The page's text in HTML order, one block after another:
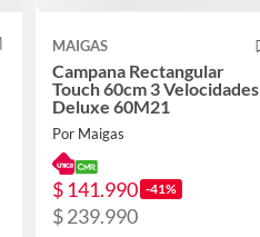
MAIGAS
Campana Rectangular
Touch 60cm 3 Velocidades
Deluxe 60M21
Por Maigas
$ 141.990 -41%
$ 239.990